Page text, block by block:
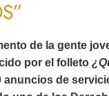
de la gente
por el folleto
anuncios de